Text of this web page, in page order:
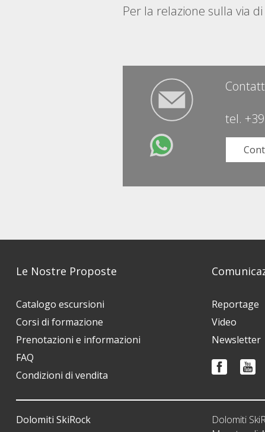
Per la relazione sulla via
tel.
Le Nostre Proposte
Catalogo escursioni
Corsi di formazione
Prenotazioni e informazioni
FAQ
Condizioni di vendita
Reportage
Video
Newsletter
Dolomiti SkiRock
Dolomiti